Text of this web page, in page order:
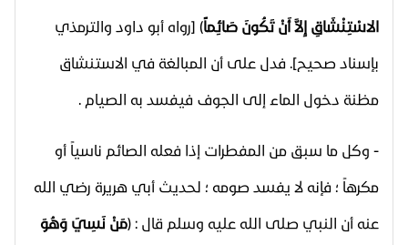
الاسْتِنْشَاقِ إِلاَّ أَنْ تَكُونَ صَائِماً) [رواه أبو داود والترمذي
بإسناد صحيح]. فدل على أن المبالغة في الاستنشاق
مظنة دخول الماء إلى الجوف فيفسد به الصيام .
- وكل ما سبق من المفطرات إذا فعله الصائم ناسياً أو
مكرهاً ؛ فإنه لا يفسد صومه ؛ لحديث أبي هريرة رضي الله
عنه أن النبي صلى الله عليه وسلم قال : (مَنْ نَسِيَ وَهُوَ